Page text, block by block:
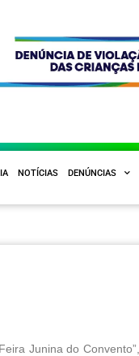
NOTÍCIAS DENÚNCIAS
Junina do Convento”,